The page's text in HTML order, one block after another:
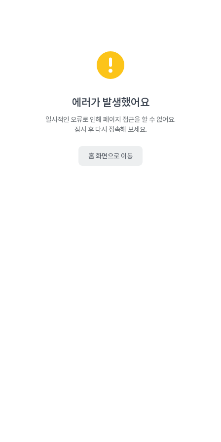
에러가 발생했어요
일시적인 오류로 인해 페이지 접근을 할 수 없어요.
잠시 후 다시 접속해 보세요.
홈 화면으로 이동